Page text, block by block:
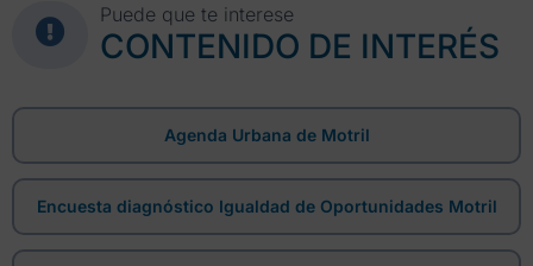
Puede que te interese
CONTENIDO DE INTERÉS
Agenda Urbana de Motril
Encuesta diagnóstico Igualdad de Oportunidades Motril